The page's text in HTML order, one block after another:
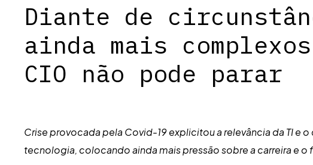
Diante de
ainda mais
CIO não pode parar
Crise provocada pela Covid-19 explicitou a relevância da TI e
tecnologia, colocando ainda mais pressão sobre a carreira e